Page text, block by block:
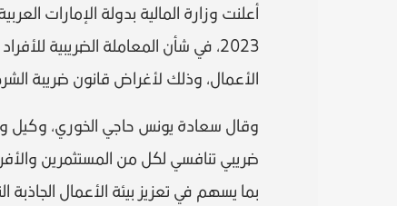
2023، في شأن المعاملة الضريبية
الأعمال، وذلك لأغراض قانون ضريبة
وقال سعادة يونس حاجي الخوري، وكيل
ضريبي تنافسي لكل من المستثمرين
بما يسهم في تعزيز بيئة الأعمال